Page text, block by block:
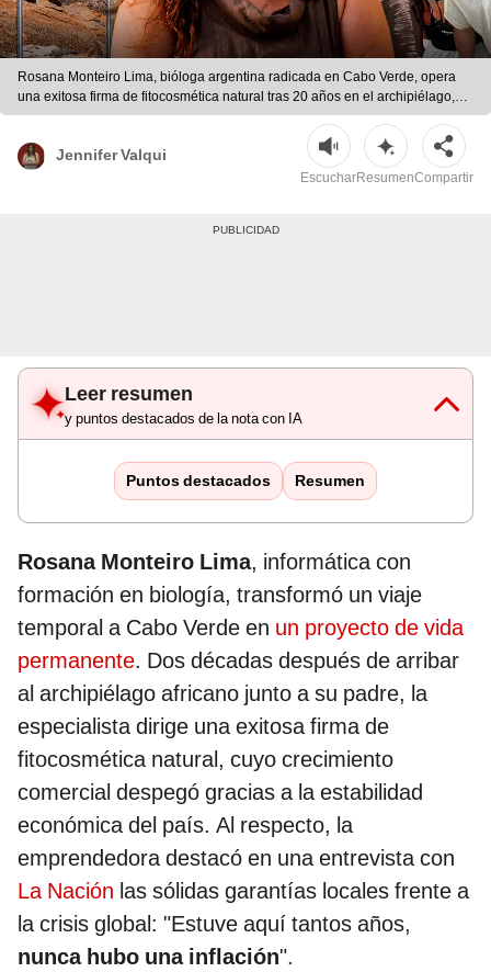
Rosana Monteiro Lima, bióloga argentina radicada en Cabo Verde, opera
una exitosa firma de fitocosmética natural tras 20 años en el archipiélago,
promoviendo la sostenibilidad local. | Composición LR/La Nación/ChatGPT
Jennifer Valqui
EscucharResumenCompartir
Leer resumen
y puntos destacados de la nota con IA
Puntos destacados Resumen
Rosana Monteiro Lima, informática con
formación en biología, transformó un viaje
temporal a Cabo Verde en un proyecto de vida
permanente. Dos décadas después de arribar
al archipiélago africano junto a su padre, la
especialista dirige una exitosa firma de
fitocosmética natural, cuyo crecimiento
comercial despegó gracias a la estabilidad
económica del país. Al respecto, la
emprendedora destacó en una entrevista con
La Nación las sólidas garantías locales frente a
la crisis global: "Estuve aquí tantos años,
nunca hubo una inflación".